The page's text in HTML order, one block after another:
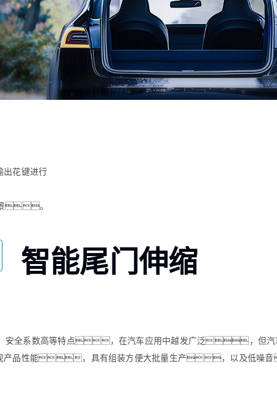
Φ6mm系列
Φ8mm系列
Φ10mm系列
Φ12mm系列
Φ16mm系列
Φ28mm系列
ZWMD Φ4.3mm系列
ZWMD Φ6mm系列
ZWMD Φ8mm系列
ZWMD Φ10mm系列
ZWMD Φ12mm系列
ZWSMD
ZWSMD
ZWSMD
ZWSMD
ZWSMD
花键进行
景。
智能尾门伸缩
全系数高等特点，在汽车应用中越发广泛，但
现产品性能，具有组装方便大批量生产，以及低